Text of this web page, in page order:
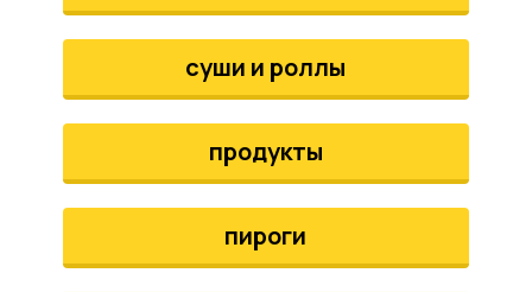
суши и роллы
продукты
пироги